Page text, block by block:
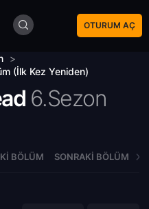
OTURUM AÇ
>
(İlk Kez Yeniden)
6.Sezon
BÖLÜM SONRAKI BÖLÜM